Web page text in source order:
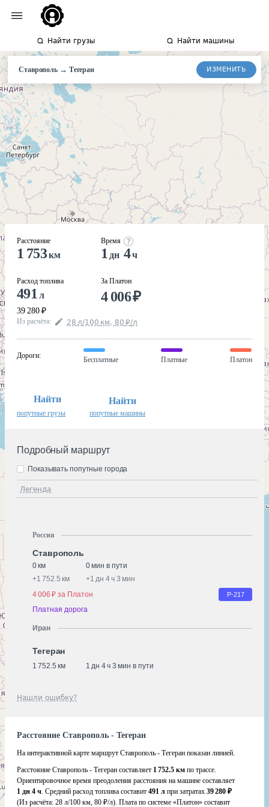
Найти грузы Найти машины
Ставрополь → Тегеран ИЗМЕНИТЬ
Расстояние
1 753км
Расход топлива
491 л
39 280 ₽
Время
1 дн 4ч
За Платон
4 006₽
Из расчёта: 28 л/100 км, 80 ₽/л
Дороги:
Бесплатные Платные Платон
Найти
попутные грузы
Найти
попутные машины
Подробный маршрут
Легенда
Показывать попутные города
Россия
Ставрополь
0 км
0 мин в пути
+1 752.5 км +1 дн 4 ч 3 мин
4 006 ₽ за Платон
Р-217
Платная дорога
Иран
Тегеран
1 752.5 км 1 дн 4 ч 3 мин в пути
Нашли ошибку?
Расстояние Ставрополь - Тегеран
На интерактивной карте маршрут Ставрополь - Тегеран показан линией.
Расстояние Ставрополь - Тегеран составляет 1 752.5 км по трассе.
Ориентировочное время преодоления расстояния на машине составляет
1 дн 4 ч. Средний расход топлива составит 491 л при затратах 39 280 ₽
(Из расчёта: 28 л/100 км, 80 ₽/л). Плата по системе «Платон» составит